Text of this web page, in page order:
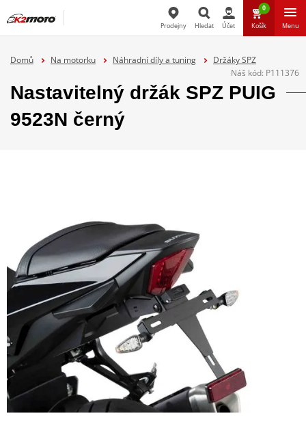
Hledat
Prodejny Hledat Účet
0
Košík Menu
Domů Na motorku Náhradní díly a tuning
Držáky SPZ
Náš kód: P111376
Nastavitelný držák SPZ PUIG
9523N černý